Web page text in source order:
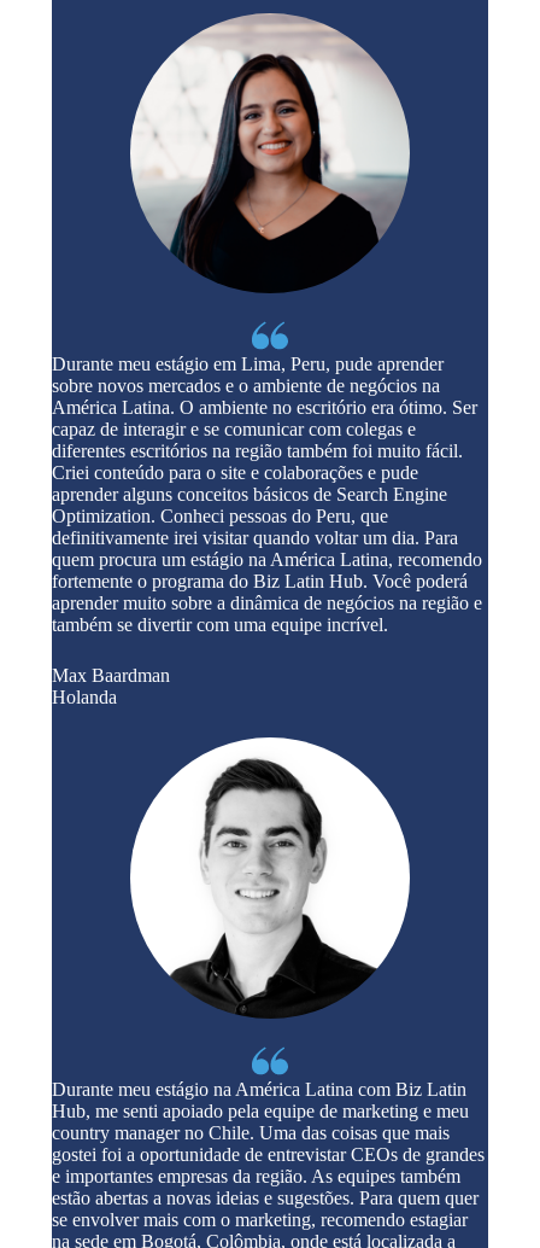
Durante meu estágio em Lima, Peru, pude aprender
sobre novos mercados e o ambiente de negócios na
América Latina. O ambiente no escritório era ótimo. Ser
capaz de interagir e se comunicar com colegas e
diferentes escritórios na região também foi muito fácil.
Criei conteúdo para o site e colaborações e pude
aprender alguns conceitos básicos de Search Engine
Optimization. Conheci pessoas do Peru, que
definitivamente irei visitar quando voltar um dia. Para
quem procura um estágio na América Latina, recomendo
fortemente o programa do Biz Latin Hub. Você poderá
aprender muito sobre a dinâmica de negócios na região e
também se divertir com uma equipe incrível.
Max Baardman
Holanda
Durante meu estágio na América Latina com Biz Latin
Hub, me senti apoiado pela equipe de marketing e meu
country manager no Chile. Uma das coisas que mais
gostei foi a oportunidade de entrevistar CEOs de grandes
e importantes empresas da região. As equipes também
estão abertas a novas ideias e sugestões. Para quem quer
se envolver mais com o marketing, recomendo estagiar
na sede em Bogotá, Colômbia, onde está localizada a